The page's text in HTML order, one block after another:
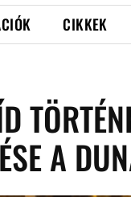
CIKKEK
A